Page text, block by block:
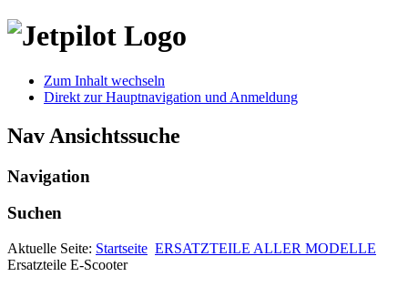
Zum Inhalt wechseln
Direkt zur Hauptnavigation und Anmeldung
Nav Ansichtssuche
Navigation
Suchen
Aktuelle Seite: Startseite ERSATZTEILE ALLER MODELLE
Ersatzteile E-Scooter